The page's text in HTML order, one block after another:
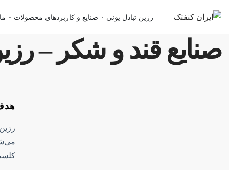
رزین تبادل یونی صنایع و کاربردهای محصولات
صنایع قند و شکر –